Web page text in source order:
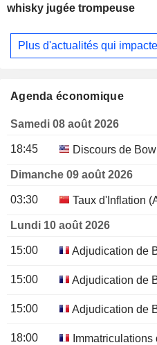
whisky jugée trompeuse
Plus d'actualités qui
Agenda économique
Samedi 08 août 2026
18:45 Discours de
Dimanche 09 août 2026
03:30 Taux d'Inflation
Lundi 10 août 2026
15:00 Adjudication de
15:00 Adjudication de
15:00 Adjudication de
18:00